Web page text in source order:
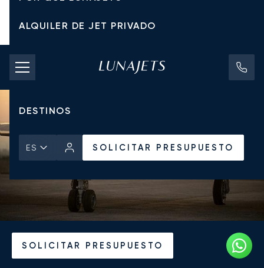
ALQUILER DE JET PRIVADO
TARIFAS DE CHÁRTER
JETS PRIVADOS
DESTINOS
ES SOLICITAR PRESUPUESTO
SOLICITAR PRESUPUESTO